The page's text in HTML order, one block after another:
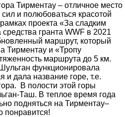
Тирментау – отличное место
и полюбоваться красотой
проекта «За сладким
гранта WWF в 2021
маршрут, который
Тирментау и «Тропу
маршрута до 5 км.
функционировала
и дала название горе, т.е.
В полости этой горы
Таш. В теплое время года
подняться на Тирментау–